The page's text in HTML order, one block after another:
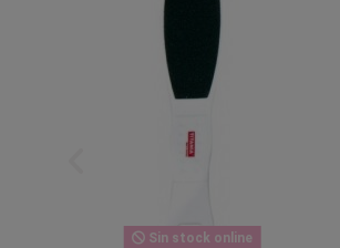
Sin stock online